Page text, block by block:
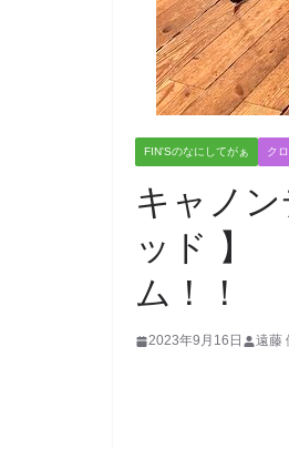
FIN'Sのなにしてがぁ ク
キャノ
ッド 】
ム！！
2023年9月16日 遠藤